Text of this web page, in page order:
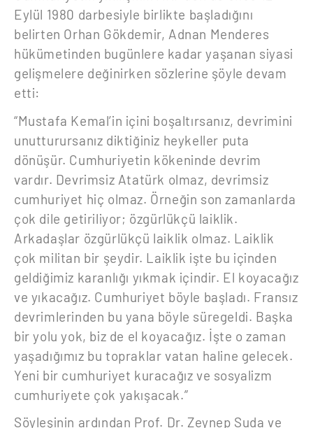
Eylül 1980 darbesiyle birlikte başladığını
belirten Orhan Gökdemir, Adnan Menderes
hükümetinden bugünlere kadar yaşanan siyasi
gelişmelere değinirken sözlerine şöyle devam
etti:
“Mustafa Kemal’in içini boşaltırsanız, devrimini
unutturursanız diktiğiniz heykeller puta
dönüşür. Cumhuriyetin kökeninde devrim
vardır. Devrimsiz Atatürk olmaz, devrimsiz
cumhuriyet hiç olmaz. Örneğin son zamanlarda
çok dile getiriliyor; özgürlükçü laiklik.
Arkadaşlar özgürlükçü laiklik olmaz. Laiklik
çok militan bir şeydir. Laiklik işte bu içinden
geldiğimiz karanlığı yıkmak içindir. El koyacağız
ve yıkacağız. Cumhuriyet böyle başladı. Fransız
devrimlerinden bu yana böyle süregeldi. Başka
bir yolu yok, biz de el koyacağız. İşte o zaman
yaşadığımız bu topraklar vatan haline gelecek.
Yeni bir cumhuriyet kuracağız ve sosyalizm
cumhuriyete çok yakışacak.”
Söyleşinin ardından Prof. Dr. Zeynep Suda ve